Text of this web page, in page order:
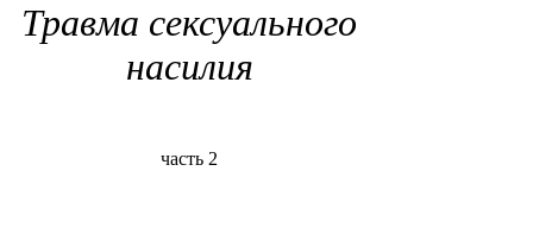
Травма сексуального
насилия
часть 2